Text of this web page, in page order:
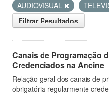
AUDIOVISUAL
Filtrar Resultados
Canais de Programação
Credenciados na Ancine
Relação geral dos canais de
obrigatória regularmente